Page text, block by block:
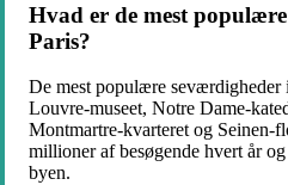
Hvad er de mest
Paris?
De mest populære
Louvre-museet, Notre Dame-
Montmartre-kvarteret og Seinen-
millioner af besøgende hvert år
byen.